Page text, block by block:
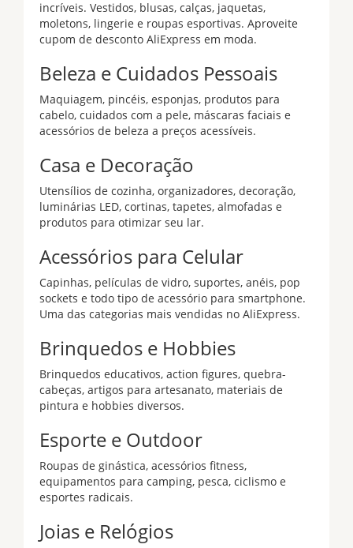
incríveis. Vestidos, blusas, calças, jaquetas,
moletons, lingerie e roupas esportivas. Aproveite
cupom de desconto AliExpress em moda.
Beleza e Cuidados Pessoais
Maquiagem, pincéis, esponjas, produtos para
cabelo, cuidados com a pele, máscaras faciais e
acessórios de beleza a preços acessíveis.
Casa e Decoração
Utensílios de cozinha, organizadores, decoração,
luminárias LED, cortinas, tapetes, almofadas e
produtos para otimizar seu lar.
Acessórios para Celular
Capinhas, películas de vidro, suportes, anéis, pop
sockets e todo tipo de acessório para smartphone.
Uma das categorias mais vendidas no AliExpress.
Brinquedos e Hobbies
Brinquedos educativos, action figures, quebra-
cabeças, artigos para artesanato, materiais de
pintura e hobbies diversos.
Esporte e Outdoor
Roupas de ginástica, acessórios fitness,
equipamentos para camping, pesca, ciclismo e
esportes radicais.
Joias e Relógios